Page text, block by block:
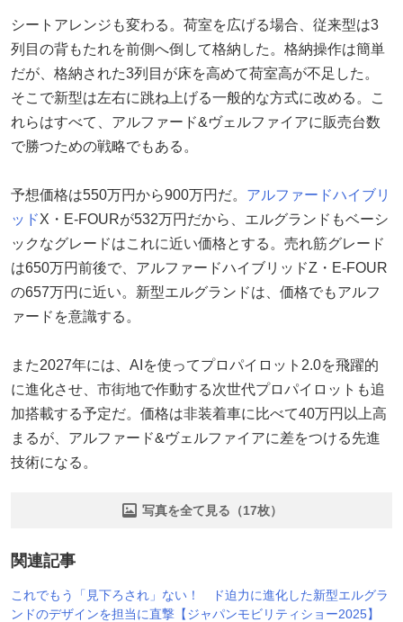
シートアレンジも変わる。荷室を広げる場合、従来型は3
列目の背もたれを前側へ倒して格納した。格納操作は簡単
だが、格納された3列目が床を高めて荷室高が不足した。
そこで新型は左右に跳ね上げる一般的な方式に改める。こ
れらはすべて、アルファード&ヴェルファイアに販売台数
で勝つための戦略でもある。
予想価格は550万円から900万円だ。 アルファードハイブリ
ッドX・E-FOURが532万円だから、エルグランドもベーシ
ックなグレードはこれに近い価格とする。売れ筋グレード
は650万円前後で、アルファードハイブリッドZ・E-FOUR
の657万円に近い。新型エルグランドは、価格でもアルフ
ァードを意識する。
また2027年には、AIを使ってプロパイロット2.0を飛躍的
に進化させ、市街地で作動する次世代プロパイロットも追
加搭載する予定だ。価格は非装着車に比べて40万円以上高
まるが、アルファード&ヴェルファイアに差をつける先進
技術になる。
写真を全て見る（17枚）
関連記事
これでもう「見下ろされ」ない！ ド迫力に進化した新型エルグラ
ンドのデザインを担当に直撃【ジャパンモビリティショー2025】